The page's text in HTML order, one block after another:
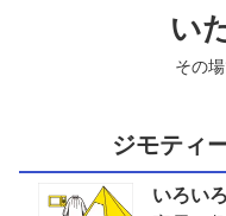
い
その
ジモティ
いろいろ